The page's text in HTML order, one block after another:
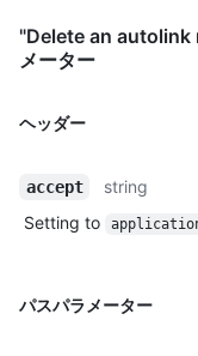
"Delete an autolink
メーター
ヘッダー
accept
string
Setting to
パスパラメーター